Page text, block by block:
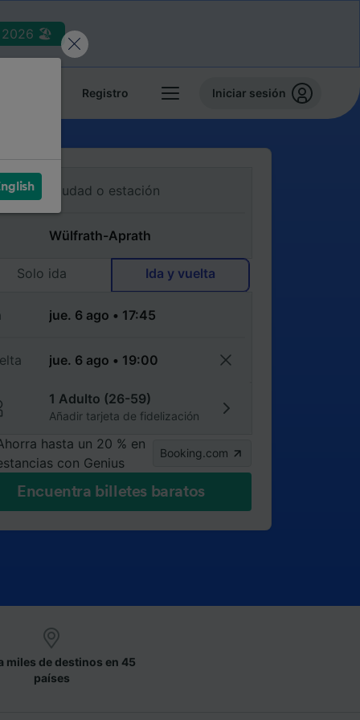
2026 🏖️
Registro Iniciar sesión
Solo ida Ida y vuelta
1 Adulto (26-59)
Añadir tarjeta de fidelización
hasta un 20 % en
con Genius
Booking.com
Encuentra billetes baratos
miles de destinos en 45
países